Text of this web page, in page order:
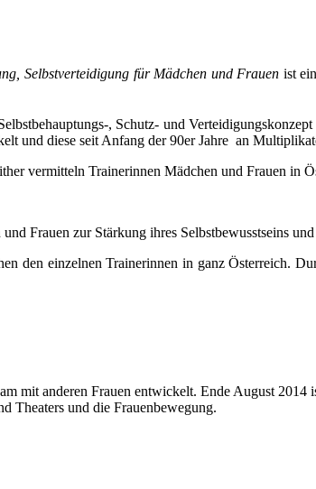
Selbstverteidigung für Mädchen und Frauen ist
, Schutz- und
und diese seit Anfang der 90er Jahre an
vermitteln Trainerinnen Mädchen und Frauen
Frauen zur Stärkung ihres Selbstbewusstseins
den einzelnen Trainerinnen in ganz Österreich.
mit anderen Frauen entwickelt. Ende August
Theaters und die Frauenbewegung.